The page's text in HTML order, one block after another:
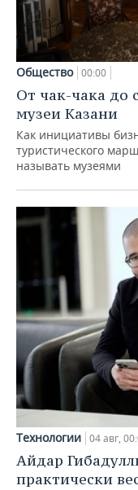
Общество 00:00
От чак-чака до
музеи Казани
Как инициативы
туристического
называть музеями
Технологии 04 авг,
Айдар
практически